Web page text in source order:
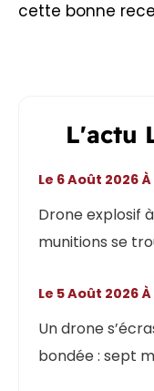
cette bonne
L'actu
Drone explosif
munitions se
Le 6 Août 2026
Un drone
bondée : sept
Le 5 Août 2026